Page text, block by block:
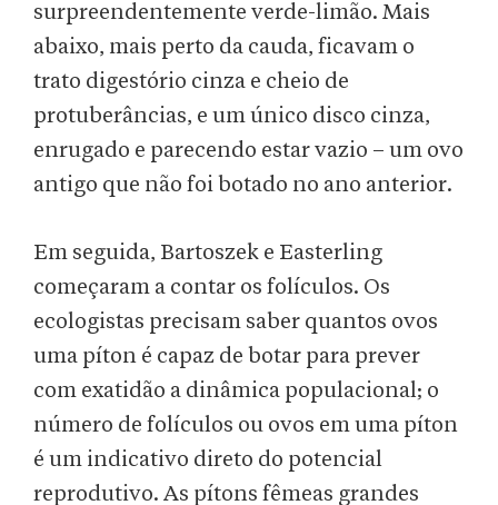
surpreendentemente verde-limão. Mais
abaixo, mais perto da cauda, ficavam o
trato digestório cinza e cheio de
protuberâncias, e um único disco cinza,
enrugado e parecendo estar vazio – um ovo
antigo que não foi botado no ano anterior.
Em seguida, Bartoszek e Easterling
começaram a contar os folículos. Os
ecologistas precisam saber quantos ovos
uma píton é capaz de botar para prever
com exatidão a dinâmica populacional; o
número de folículos ou ovos em uma píton
é um indicativo direto do potencial
reprodutivo. As pítons fêmeas grandes